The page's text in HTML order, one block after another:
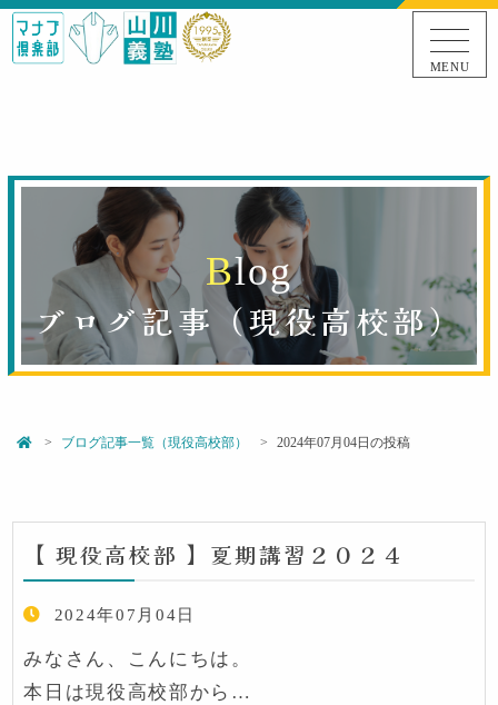
MENU
Blog
ブログ記事（現役高校部）
ブログ記事一覧（現役高校部） 2024年07月04日の投稿
【 現役高校部 】夏期講習２０２４
2024年07月04日
みなさん、こんにちは。
本日は現役高校部から…